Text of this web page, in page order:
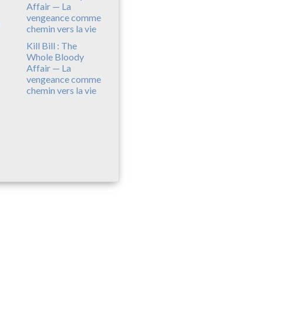
Kill Bill : The
Whole Bloody
Affair — La
vengeance comme
chemin vers la vie